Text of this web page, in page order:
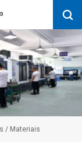
/ Materiais